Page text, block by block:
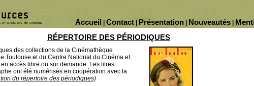
Nouveautés
Présentation
Contact
Accueil
RÉPERTOIRE DES PÉRIODIQUES
des collections de la Cinémathèque
Toulouse et du Centre National du Cinéma et
accès libre ou sur demande. Les titres
ont été numérisés en coopération avec la
du répertoire des périodiques)